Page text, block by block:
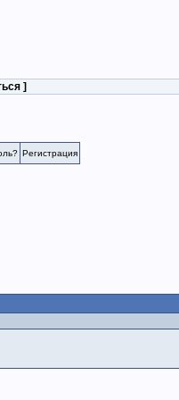
]
Регистрация